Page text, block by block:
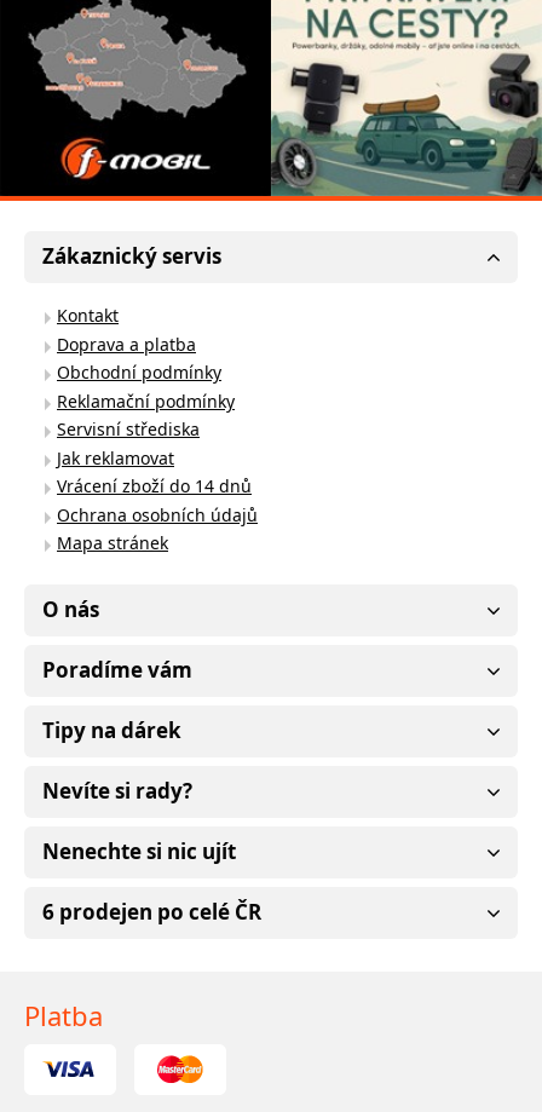
Zákaznický servis
Kontakt
Doprava a platba
Obchodní podmínky
Reklamační podmínky
Servisní střediska
Jak reklamovat
Vrácení zboží do 14 dnů
Ochrana osobních údajů
Mapa stránek
O nás
Poradíme vám
Tipy na dárek
Nevíte si rady?
Nenechte si nic ujít
6 prodejen po celé ČR
Platba